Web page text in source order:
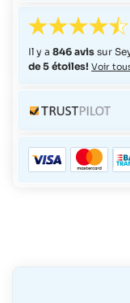
Il y a846 avissur
de 5 étoiles! Voir